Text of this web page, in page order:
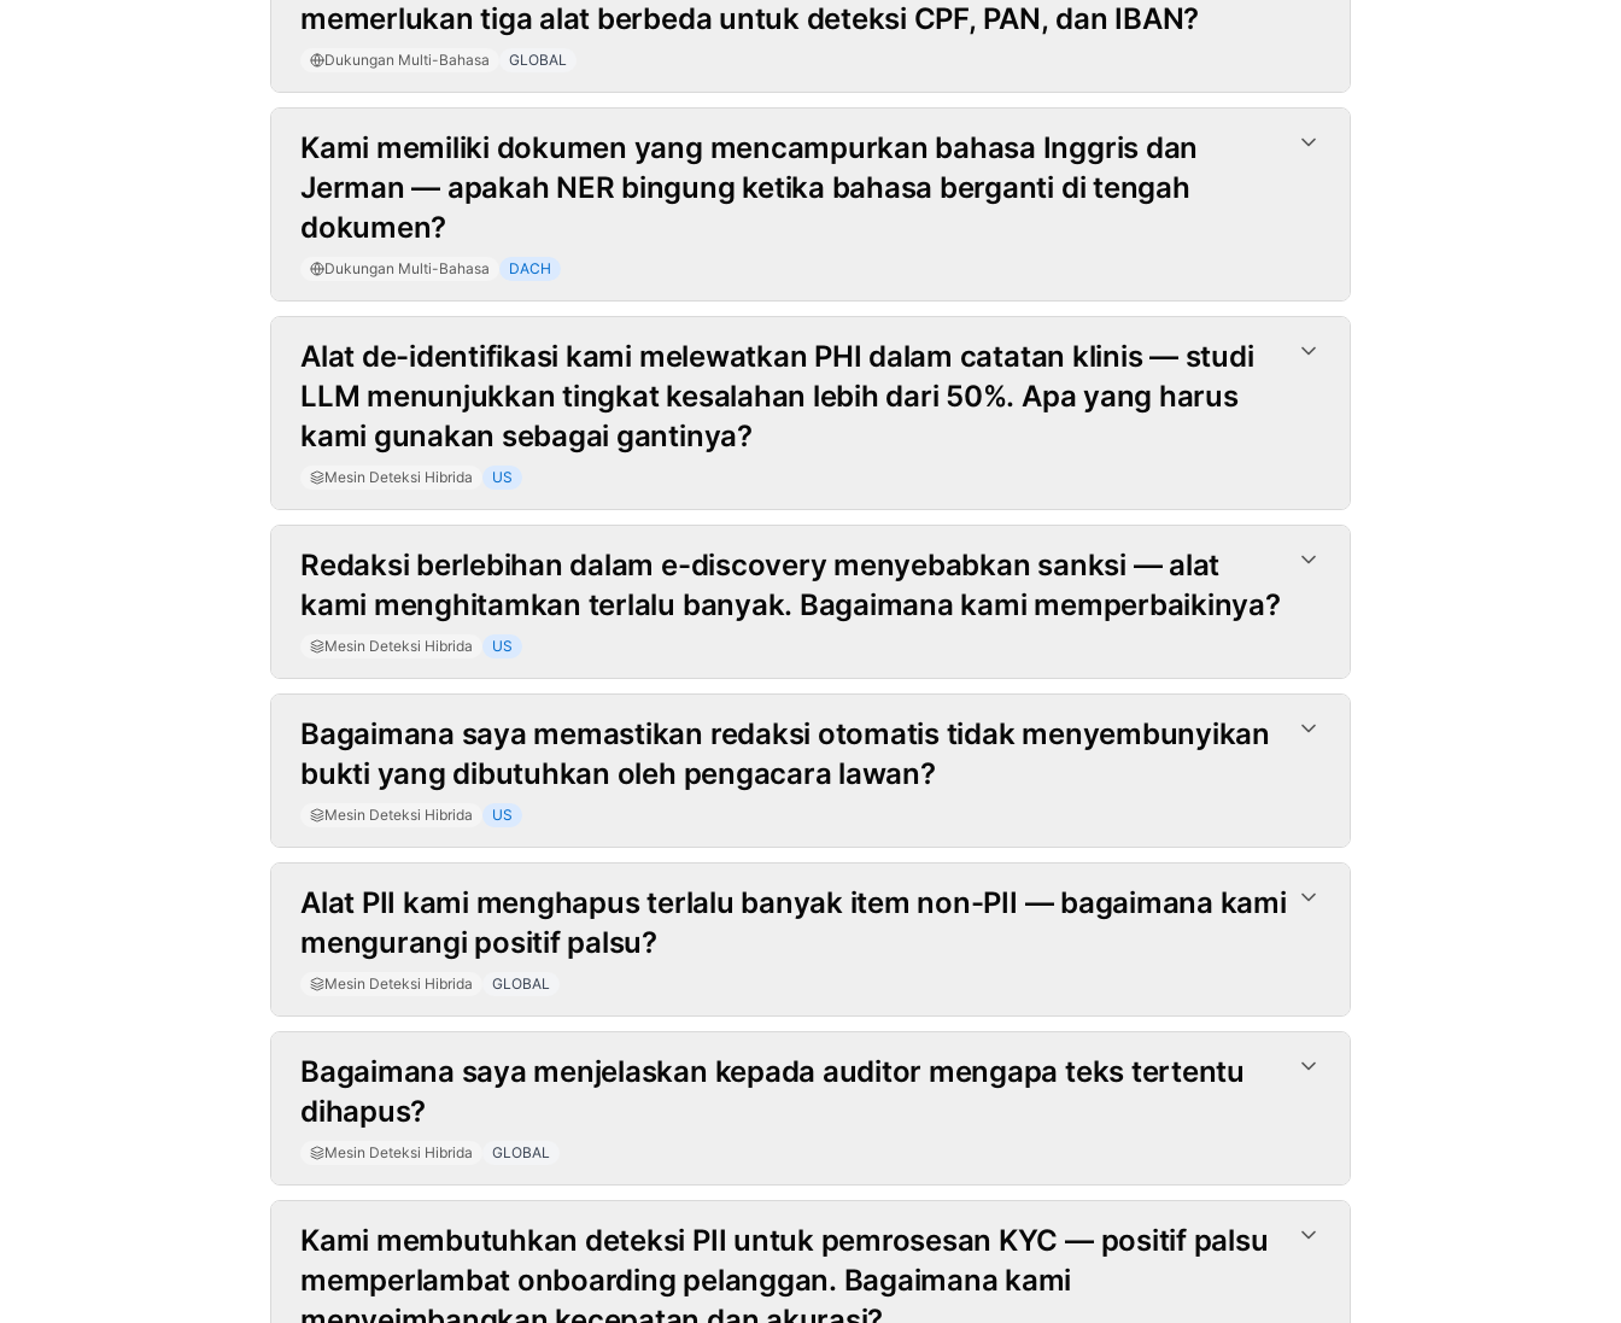
memerlukan tiga alat berbeda untuk deteksi CPF, PAN, dan IBAN?
Dukungan Multi-Bahasa GLOBAL
Kami memiliki dokumen yang mencampurkan bahasa Inggris dan
Jerman — apakah NER bingung ketika bahasa berganti di tengah
dokumen?
Dukungan Multi-Bahasa DACH
Mesin Deteksi Hibrida
Alat de-identifikasi kami melewatkan PHI dalam catatan klinis — studi
LLM menunjukkan tingkat kesalahan lebih dari 50%. Apa yang harus
kami gunakan sebagai gantinya?
Mesin Deteksi Hibrida US
Redaksi berlebihan dalam e-discovery menyebabkan sanksi — alat
kami menghitamkan terlalu banyak. Bagaimana kami memperbaikinya?
Mesin Deteksi Hibrida US
Bagaimana saya memastikan redaksi otomatis tidak menyembunyikan
bukti yang dibutuhkan oleh pengacara lawan?
Mesin Deteksi Hibrida US
Alat PII kami menghapus terlalu banyak item non-PII — bagaimana kami
mengurangi positif palsu?
Mesin Deteksi Hibrida GLOBAL
Bagaimana saya menjelaskan kepada auditor mengapa teks tertentu
dihapus?
Mesin Deteksi Hibrida GLOBAL
Kami membutuhkan deteksi PII untuk pemrosesan KYC — positif palsu
memperlambat onboarding pelanggan. Bagaimana kami